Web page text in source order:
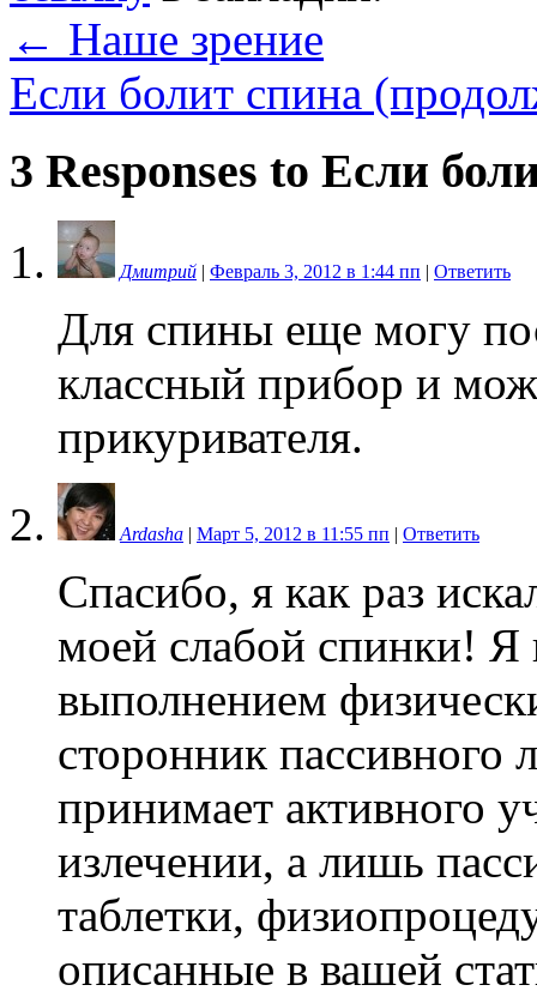
← Наше зрение
Если болит спина
3 Responses to Если
Дмитрий | Февраль 3, 2012 в 1:44 пп | Ответить
Для спины еще могу
классный прибор и
прикуривателя.
Ardasha | Март 5, 2012 в 11:55 пп | Ответить
Спасибо, я как раз
моей слабой спинки! Я
выполнением
сторонник пассивного
принимает активного
излечении, а лишь
таблетки,
описанные в вашей